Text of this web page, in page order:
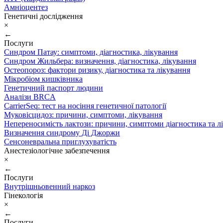
Амніоцентез
Генетичні дослідження
×
←
Послуги
Синдром Патау: симптоми, дiагностика, лiкування
Синдром Жильбера: визначення, діагностика, лікування
Остеопороз: фактори ризику, діагностика та лікування
Мікробіом кишківника
Генетичний паспорт людини
Аналізи BRCA
CarrierSeq: тест на носіння генетичної патології
Муковісцидоз: причини, симптоми, лікування
Непереносимість лактози: причини, симптоми діагностика та
Визначення синдрому Ді Джоржи
Сенсоневральна приглухуватість
Анестезіологічне забезпечення
×
←
Послуги
Внутрішньовенний наркоз
Гінекологія
×
←